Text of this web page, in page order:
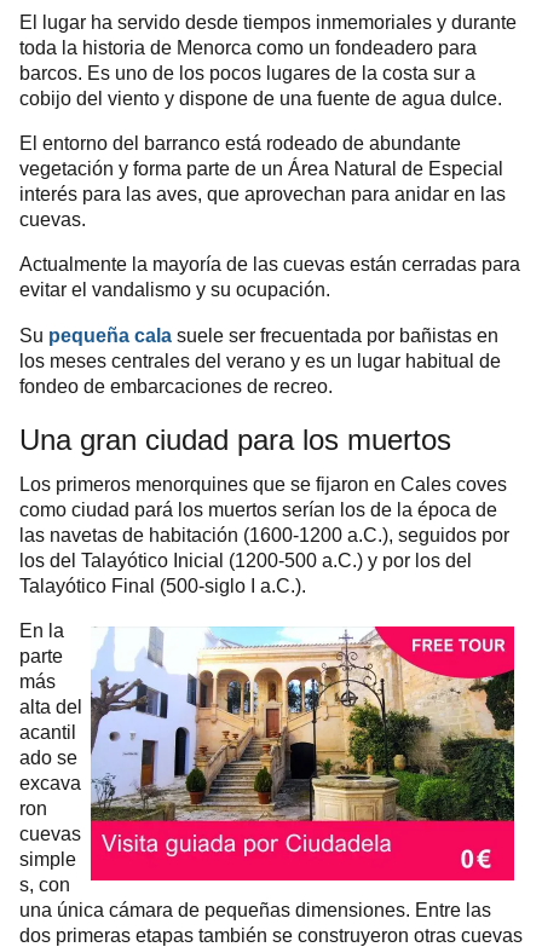
El lugar ha servido desde tiempos inmemoriales y durante
toda la historia de Menorca como un fondeadero para
barcos. Es uno de los pocos lugares de la costa sur a
cobijo del viento y dispone de una fuente de agua dulce.
El entorno del barranco está rodeado de abundante
vegetación y forma parte de un Área Natural de Especial
interés para las aves, que aprovechan para anidar en las
cuevas.
Actualmente la mayoría de las cuevas están cerradas para
evitar el vandalismo y su ocupación.
Su pequeña cala suele ser frecuentada por bañistas en
los meses centrales del verano y es un lugar habitual de
fondeo de embarcaciones de recreo.
Una gran ciudad para los muertos
Los primeros menorquines que se fijaron en Cales coves
como ciudad pará los muertos serían los de la época de
las navetas de habitación (1600-1200 a.C.), seguidos por
los del Talayótico Inicial (1200-500 a.C.) y por los del
Talayótico Final (500-siglo I a.C.).
En la
parte
más
alta del
acantil
ado se
excava
ron
cuevas
simple
s, con
una única cámara de pequeñas dimensiones. Entre las
dos primeras etapas también se construyeron otras cuevas